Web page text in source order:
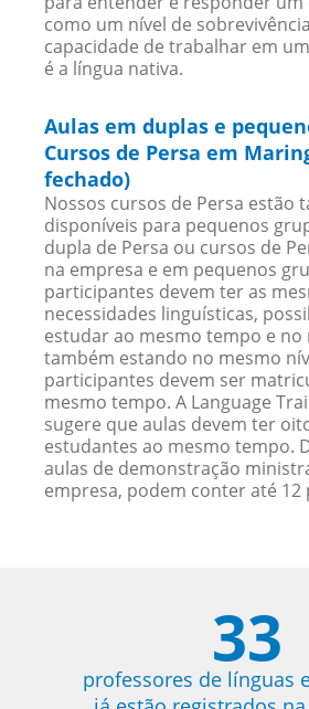
como um nível de
capacidade de trabalhar em
é a língua nativa.
Aulas em duplas e
Cursos de Persa em
fechado)
Nossos cursos de Persa estão
disponíveis para pequenos
dupla de Persa ou cursos de
na empresa e em pequenos
participantes devem ter as
necessidades linguísticas,
estudar ao mesmo tempo e no
também estando no mesmo
participantes devem ser
mesmo tempo. A Language
sugere que aulas devem ter
estudantes ao mesmo tempo.
aulas de demonstração
empresa, podem conter até 12
33
professores de línguas